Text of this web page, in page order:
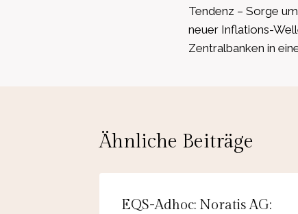
Tendenz – Sorge
neuer Inflations-
Zentralbanken in
Ähnliche Beiträge
EQS-Adhoc: Noratis AG: